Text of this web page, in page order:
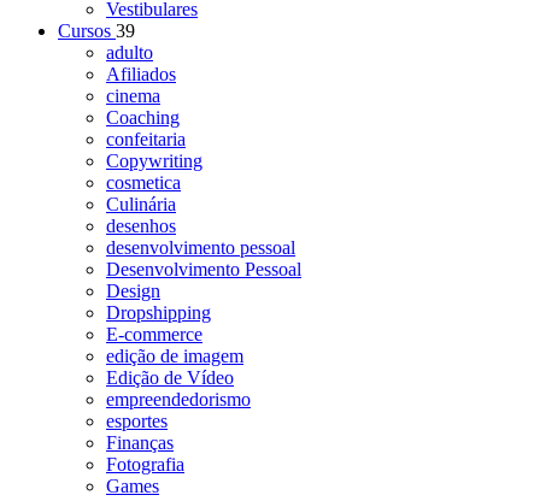
Vestibulares
Cursos 39
adulto
Afiliados
cinema
Coaching
confeitaria
Copywriting
cosmetica
Culinária
desenhos
desenvolvimento pessoal
Desenvolvimento Pessoal
Design
Dropshipping
E-commerce
edição de imagem
Edição de Vídeo
empreendedorismo
esportes
Finanças
Fotografia
Games